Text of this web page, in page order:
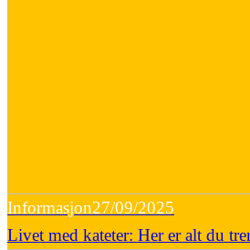
Informasjon27/09/2025
Livet med kateter: Her er alt du